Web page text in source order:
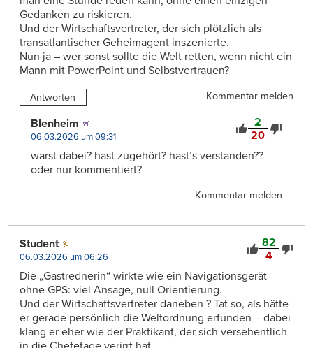
Gedanken zu riskieren.
Und der Wirtschaftsvertreter, der sich plötzlich als
transatlantischer Geheimagent inszenierte.
Nun ja – wer sonst sollte die Welt retten, wenn nicht ein
Mann mit PowerPoint und Selbstvertrauen?
Antworten Kommentar melden
2
20
Blenheim
06.03.2026 um 09:31
warst dabei? hast zugehört? hast’s verstanden??
oder nur kommentiert?
Kommentar melden
82
4
Student
06.03.2026 um 06:26
Die „Gastrednerin“ wirkte wie ein Navigationsgerät
ohne GPS: viel Ansage, null Orientierung.
Und der Wirtschaftsvertreter daneben ? Tat so, als hätte
er gerade persönlich die Weltordnung erfunden – dabei
klang er eher wie der Praktikant, der sich versehentlich